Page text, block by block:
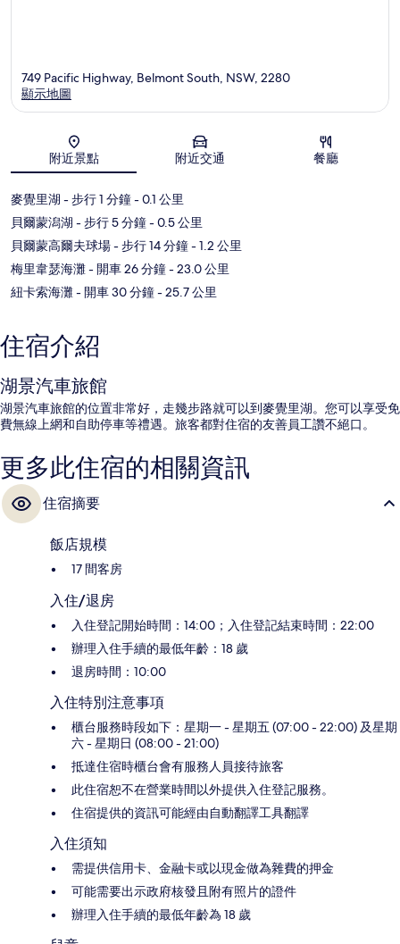
地圖
749 Pacific Highway, Belmont South, NSW, 2280
顯示地圖
附近景點 附近交通 餐廳
麥覺里湖 - 步行 1 分鐘- 0.1 公里
貝爾蒙潟湖 - 步行 5 分鐘- 0.5 公里
貝爾蒙高爾夫球場- 步行 14 分鐘- 1.2 公里
梅里韋瑟海灘- 開車 26 分鐘- 23.0 公里
紐卡索海灘- 開車 30 分鐘- 25.7 公里
住宿介紹
湖景汽車旅館
湖景汽車旅館的位置非常好，走幾步路就可以到麥覺里湖。您可以享受免
費無線上網和自助停車等禮遇。旅客都對住宿的友善員工讚不絕口。
更多此住宿的相關資訊
住宿摘要
飯店規模
17 間客房
入住/退房
入住登記開始時間：14:00；入住登記結束時間：22:00
辦理入住手續的最低年齡：18 歲
退房時間：10:00
入住特別注意事項
櫃台服務時段如下：星期一 - 星期五 (07:00 - 22:00) 及星期
六 - 星期日 (08:00 - 21:00)
抵達住宿時櫃台會有服務人員接待旅客
此住宿恕不在營業時間以外提供入住登記服務。
住宿提供的資訊可能經由自動翻譯工具翻譯
入住須知
需提供信用卡、金融卡或以現金做為雜費的押金
可能需要出示政府核發且附有照片的證件
辦理入住手續的最低年齡為 18 歲